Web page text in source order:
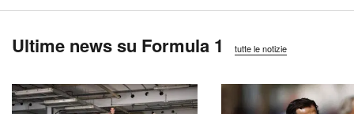
Ultime news su Formula 1 tutte le notizie